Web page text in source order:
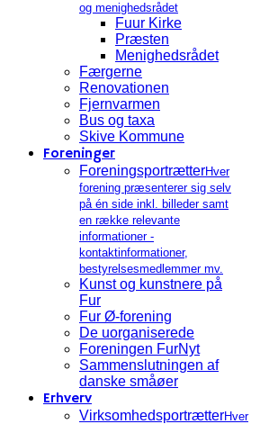
og menighedsrådet
Fuur Kirke
Præsten
Menighedsrådet
Færgerne
Renovationen
Fjernvarmen
Bus og taxa
Skive Kommune
Foreninger
ForeningsportrætterHver
forening præsenterer sig selv
på én side inkl. billeder samt
en række relevante
informationer -
kontaktinformationer,
bestyrelsesmedlemmer mv.
Kunst og kunstnere på
Fur
Fur Ø-forening
De uorganiserede
Foreningen FurNyt
Sammenslutningen af
danske småøer
Erhverv
VirksomhedsportrætterHver